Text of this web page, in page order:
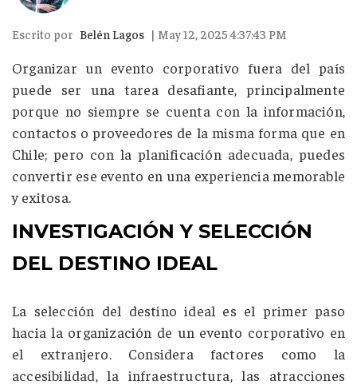
Escrito por Belén Lagos | May 12, 2025 4:37:43 PM
Organizar un evento corporativo fuera del país
puede ser una tarea desafiante, principalmente
porque no siempre se cuenta con la información,
contactos o proveedores de la misma forma que en
Chile; pero con la planificación adecuada, puedes
convertir ese evento en una experiencia memorable
y exitosa.
INVESTIGACIÓN Y SELECCIÓN
DEL DESTINO IDEAL
La selección del destino ideal es el primer paso
hacia la organización de un evento corporativo en
el extranjero. Considera factores como la
accesibilidad, la infraestructura, las atracciones